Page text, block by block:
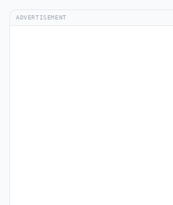
ADVERTISEMENT